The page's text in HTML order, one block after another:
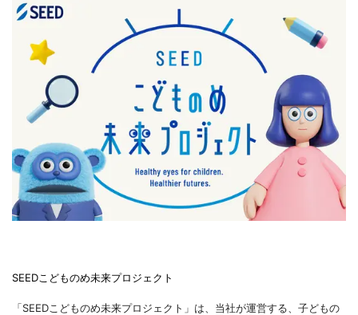
SEEDこどものめ未来プロジェクト
「SEEDこどものめ未来プロジェクト」は、当社が運営する、子どもの